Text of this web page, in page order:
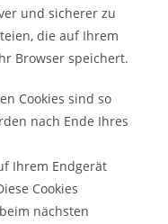
und sicherer zu
die auf Ihrem
Browser speichert.
Cookies sind so
nach Ende Ihres
Ihrem Endgerät
Cookies
nächsten